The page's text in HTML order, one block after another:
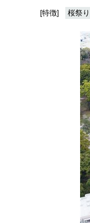
[特徴] 桜祭り